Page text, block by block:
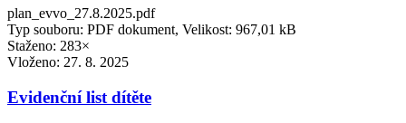
plan_evvo_27.8.2025.pdf
Typ souboru: PDF dokument, Velikost: 967,01 kB
Staženo: 283×
Vloženo: 27. 8. 2025
Evidenční list dítěte